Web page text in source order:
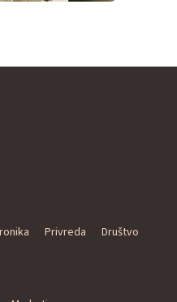
Privreda
Društvo